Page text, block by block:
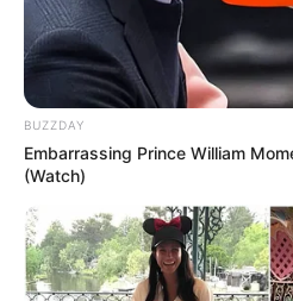
BUZZDAY
Embarrassing Prince William
(Watch)